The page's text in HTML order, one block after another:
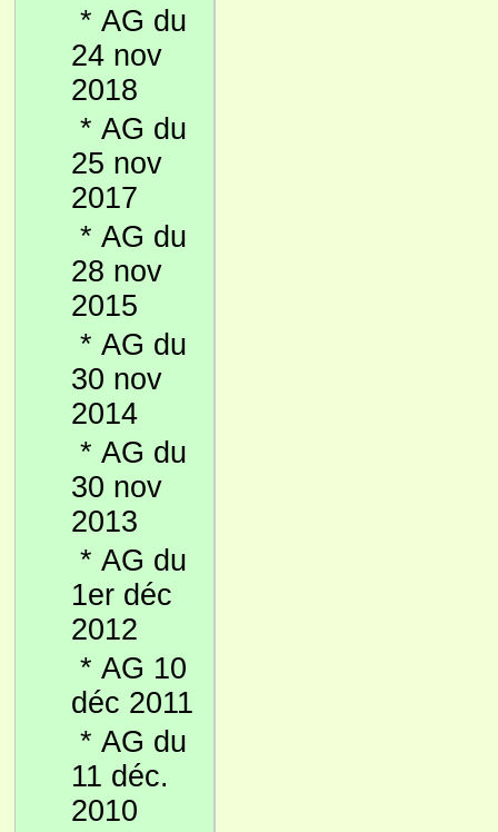
* AG du
24 nov
2018
* AG du
25 nov
2017
* AG du
28 nov
2015
* AG du
30 nov
2014
* AG du
30 nov
2013
* AG du
1er déc
2012
* AG 10
déc 2011
* AG du
11 déc.
2010